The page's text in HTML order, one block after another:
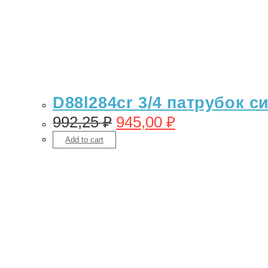
D88l284cr 3/4 патрубок
992,25₽ 945,00 ₽
Add to cart